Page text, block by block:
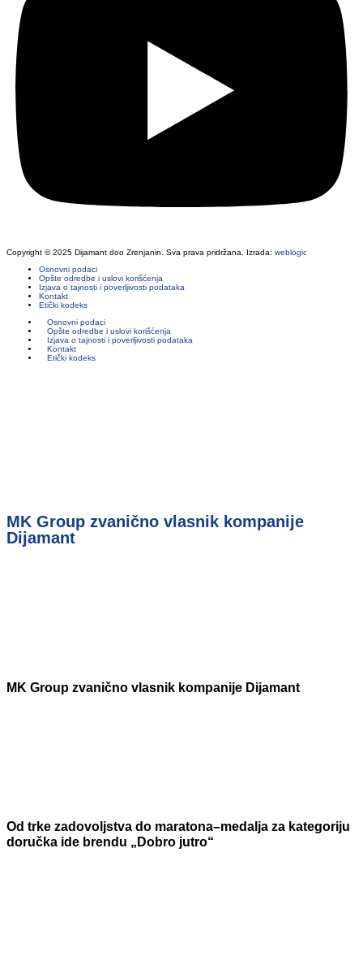
Copyright © 2025 Dijamant doo Zrenjanin. Sva prava pridržana. Izrada: weblogic
Osnovni podaci
Opšte odredbe i uslovi korišćenja
Izjava o tajnosti i poverljivosti podataka
Kontakt
Etički kodeks
Osnovni podaci
Opšte odredbe i uslovi korišćenja
Izjava o tajnosti i poverljivosti podataka
Kontakt
Etički kodeks
MK Group zvanično vlasnik kompanije
Dijamant
MK Group zvanično vlasnik kompanije Dijamant
Od trke zadovoljstva do maratona–medalja za kategoriju
doručka ide brendu „Dobro jutro“